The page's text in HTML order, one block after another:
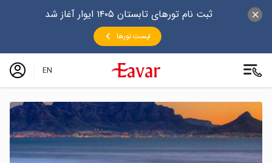
ثبت نام تورهای تابستان ۱۴۰۵ ایوار آغاز شد
لیست تورها
EN